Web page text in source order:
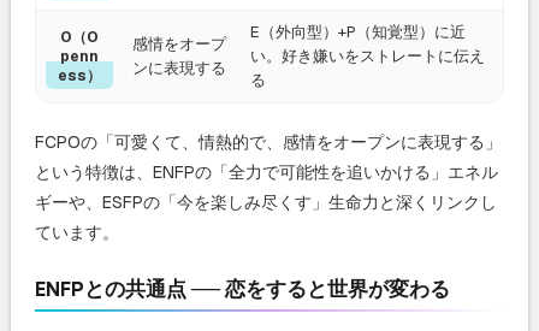
O（O
penn
ess）
感情をオープ
ンに表現する
E（外向型）+P（知覚型）に近
い。好き嫌いをストレートに伝え
る
FCPOの「可愛くて、情熱的で、感情をオープンに表現する」
という特徴は、ENFPの「全力で可能性を追いかける」エネル
ギーや、ESFPの「今を楽しみ尽くす」生命力と深くリンクし
ています。
ENFPとの共通点 ── 恋をすると世界が変わる